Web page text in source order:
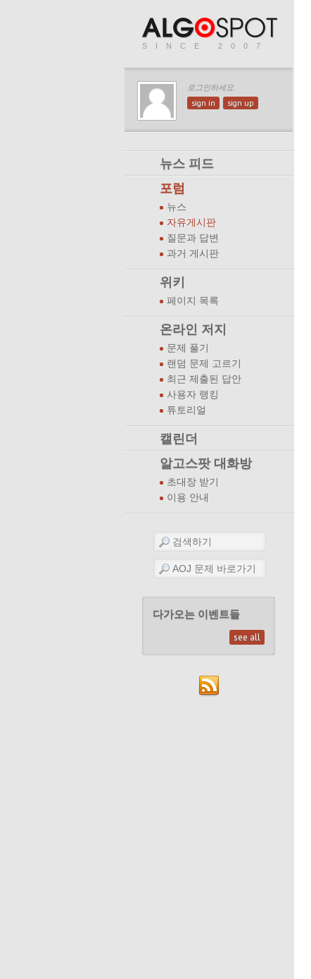
SINCE 2007
로그인하세요.
sign in sign up
뉴스 피드
포럼
뉴스
자유게시판
질문과 답변
과거 게시판
위키
페이지 목록
온라인 저지
문제 풀기
랜덤 문제 고르기
최근 제출된 답안
사용자 랭킹
튜토리얼
캘린더
알고스팟 대화방
초대장 받기
이용 안내
다가오는 이벤트들
see all